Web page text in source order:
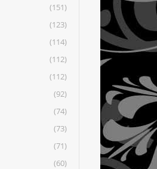
(151)
(123)
(114)
(112)
(112)
(92)
(74)
(73)
(71)
(60)